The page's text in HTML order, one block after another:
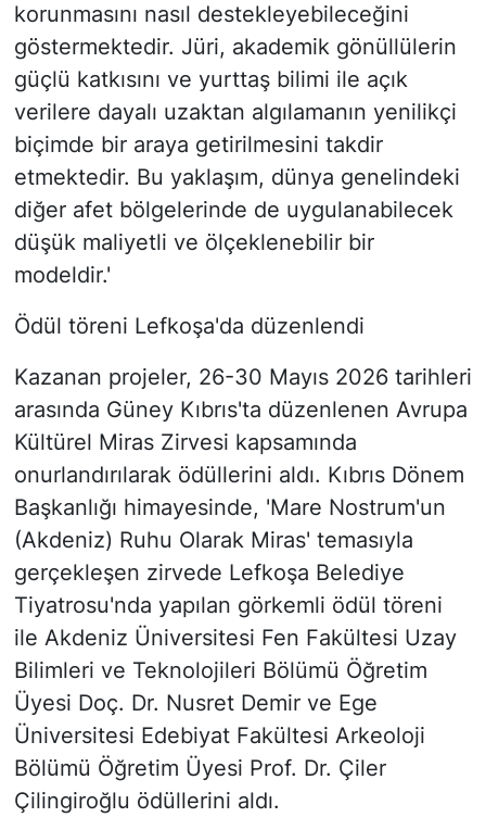
korunmasını nasıl destekleyebileceğini
göstermektedir. Jüri, akademik gönüllülerin
güçlü katkısını ve yurttaş bilimi ile açık
verilere dayalı uzaktan algılamanın yenilikçi
biçimde bir araya getirilmesini takdir
etmektedir. Bu yaklaşım, dünya genelindeki
diğer afet bölgelerinde de uygulanabilecek
düşük maliyetli ve ölçeklenebilir bir
modeldir.'
Ödül töreni Lefkoşa'da düzenlendi
Kazanan projeler, 26-30 Mayıs 2026 tarihleri
arasında Güney Kıbrıs'ta düzenlenen Avrupa
Kültürel Miras Zirvesi kapsamında
onurlandırılarak ödüllerini aldı. Kıbrıs Dönem
Başkanlığı himayesinde, 'Mare Nostrum'un
(Akdeniz) Ruhu Olarak Miras' temasıyla
gerçekleşen zirvede Lefkoşa Belediye
Tiyatrosu'nda yapılan görkemli ödül töreni
ile Akdeniz Üniversitesi Fen Fakültesi Uzay
Bilimleri ve Teknolojileri Bölümü Öğretim
Üyesi Doç. Dr. Nusret Demir ve Ege
Üniversitesi Edebiyat Fakültesi Arkeoloji
Bölümü Öğretim Üyesi Prof. Dr. Çiler
Çilingiroğlu ödüllerini aldı.